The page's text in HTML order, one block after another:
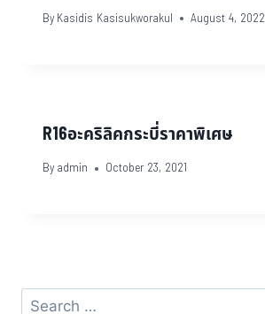
By Kasidis Kasisukworakul August 4, 2022
R16อะคริลิคกระบี่ราคาพิเศษ
By admin October 23, 2021